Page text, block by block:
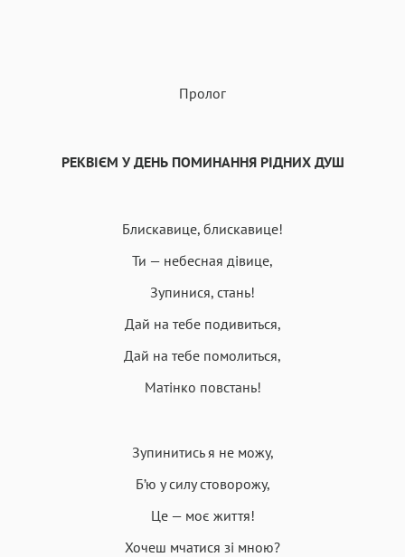
Пролог
РЕКВІЄМ У ДЕНЬ ПОМИНАННЯ РІДНИХ ДУШ
Блискавице, блискавице!
Ти — небесная дівице,
Зупинися, стань!
Дай на тебе подивиться,
Дай на тебе помолиться,
Матінко повстань!
Зупинитись я не можу,
Б’ю у силу стоворожу,
Це — моє життя!
Хочеш мчатися зі мною?